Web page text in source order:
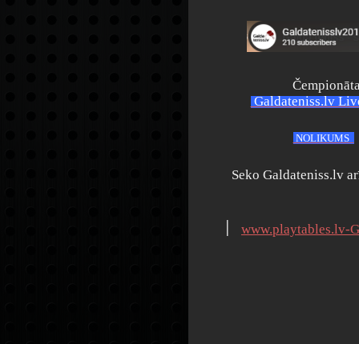
Galdateniss.lv
NOLIKUMS
Seko Galdateniss.lv
www.playtables.lv-